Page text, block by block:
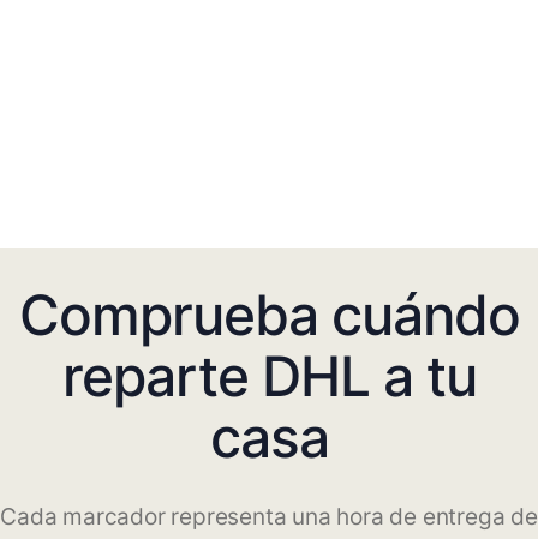
Comprueba cuándo
reparte DHL a tu
casa
Cada marcador representa una hora de entrega de